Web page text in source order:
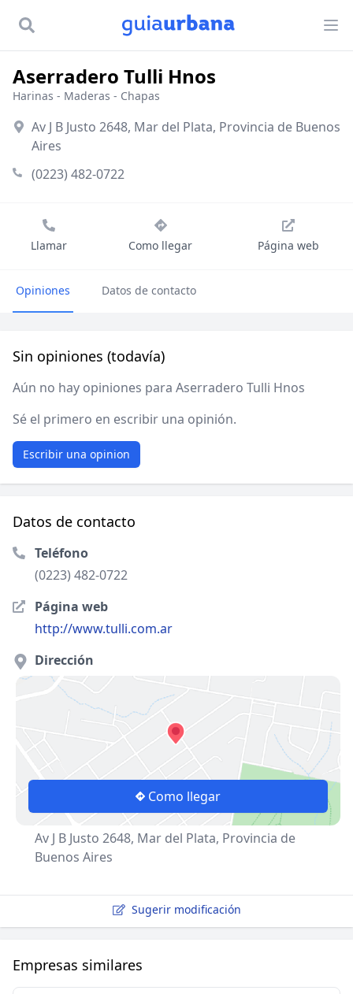
Aserradero Tulli Hnos
Harinas - Maderas - Chapas
Av J B Justo 2648, Mar del Plata, Provincia de Buenos
Aires
(0223) 482-0722
Llamar Como llegar Página web
Opiniones Datos de contacto
Sin opiniones (todavía)
Aún no hay opiniones para Aserradero Tulli Hnos
Sé el primero en escribir una opinión.
Escribir una opinion
Datos de contacto
Teléfono
(0223) 482-0722
Página web
http://www.tulli.com.ar
Dirección
Como llegar
Av J B Justo 2648, Mar del Plata, Provincia de
Buenos Aires
Sugerir modificación
Empresas similares